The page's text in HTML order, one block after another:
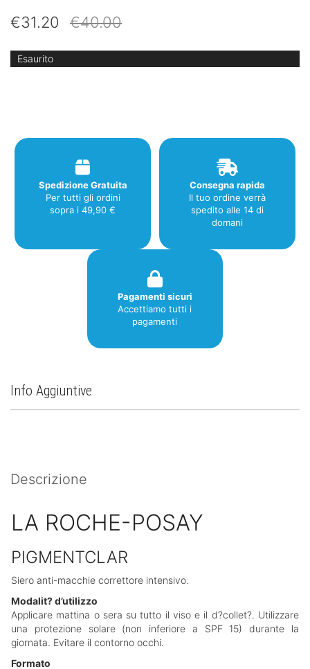
€40.00Il
originale
era:
€31.20
Il
attuale
è:
Esaurito
Spedizione Gratuita
Per tutti gli ordini
sopra i 49,90 €
Consegna rapida
Il tuo ordine verrà
spedito alle 14 di
domani
Pagamenti sicuri
Accettiamo tutti i
pagamenti
Info Aggiuntive
Descrizione
LA ROCHE-POSAY
PIGMENTCLAR
Siero anti-macchie correttore intensivo.
Modalit? d’utilizzo
Applicare mattina o sera su tutto il viso e il d?collet?. Utilizzare
una protezione solare (non inferiore a SPF 15) durante la
giornata. Evitare il contorno occhi.
Formato